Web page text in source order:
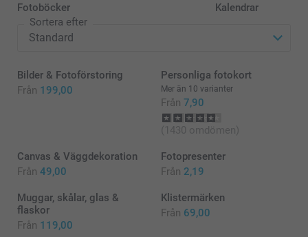
Fotoböcker
Kalendrar
Sortera efter
Bilder & Fotoförstoring
Från 199,00
Personliga fotokort
Mer än 10 varianter
Från 7,90
(1430 omdömen)
Canvas & Väggdekoration
Från 49,00
Fotopresenter
Från 2,19
Muggar, skålar, glas &
flaskor
Från 119,00
Klistermärken
Från 69,00